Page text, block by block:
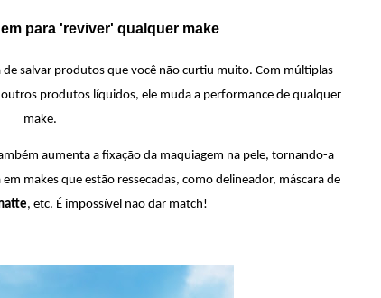
para 'reviver' qualquer make
salvar produtos que você não curtiu muito. Com múltiplas
produtos líquidos, ele muda a performance de qualquer
make.
aumenta a fixação da maquiagem na pele, tornando-a
makes que estão ressecadas, como delineador, máscara de
, etc. É impossível não dar match!